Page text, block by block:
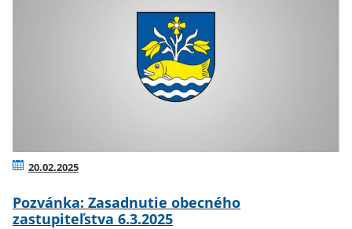
20.02.2025
Pozvánka: Zasadnutie obecného
zastupiteľstva 6.3.2025